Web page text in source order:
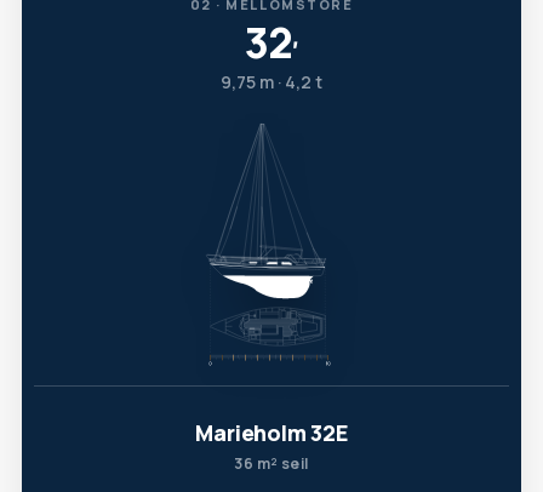
02 · MELLOMSTORE
32′
9,75 m · 4,2 t
Marieholm 32E
36 m² seil